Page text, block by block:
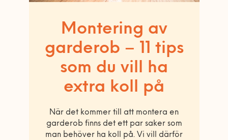
Montering av
garderob – 11 tips
som du vill ha
extra koll på
När det kommer till att montera en
garderob finns det ett par saker som
man behöver ha koll på. Vi vill därför